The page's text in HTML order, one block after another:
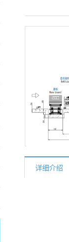
详细介绍